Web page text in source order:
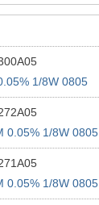
1/8W 0805
0.05% 1/8W 0805
0.05% 1/8W 0805